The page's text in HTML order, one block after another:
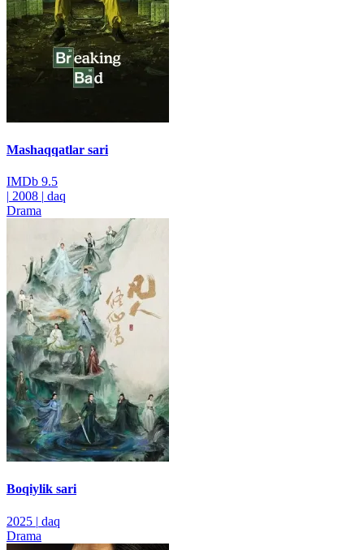
Mashaqqatlar sari
IMDb 9.5
| 2008 | daq
Drama
Boqiylik sari
2025 | daq
Drama